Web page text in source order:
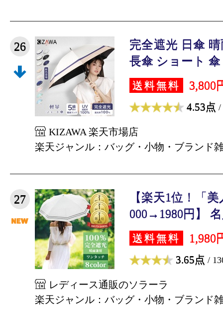
26
完全遮光 日傘
長傘 ショート 傘
送料無料 3,800
4.53点 /
KIZAWA 楽天市場店
楽天ジャンル：バッグ・小物・ブランド
27
【楽天1位！「
000→1980円】
送料無料 1,980
3.65点 /
レディース通販のソラーラ
楽天ジャンル：バッグ・小物・ブランド